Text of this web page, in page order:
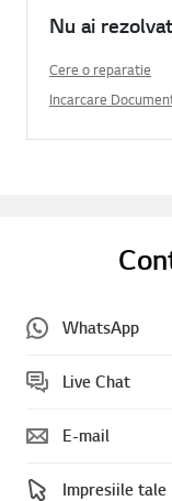
Nu ai
Cere o reparatie
Incarcare
WhatsApp
Live Chat
E-mail
Impresiile tale